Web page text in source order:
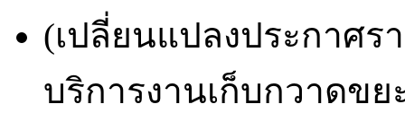
(เปลี่ยนแปลงประกาศร
บริการงานเก็บกวาดขย